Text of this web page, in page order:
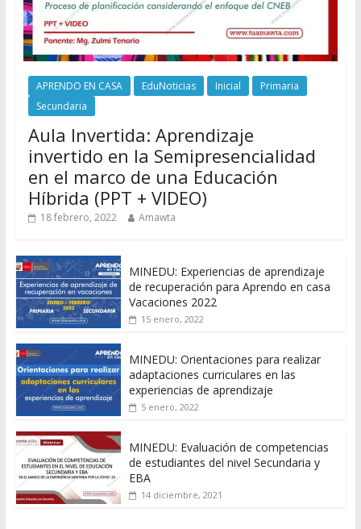
APRENDO EN CASA EduNoticias Inicial
Primaria
Secundaria
Aula Invertida: Aprendizaje
invertido en la Semipresencialidad
en el marco de una Educación
Híbrida (PPT + VIDEO)
18 febrero, 2022 Amawta
MINEDU: Experiencias de aprendizaje
de recuperación para Aprendo en casa
Vacaciones 2022
15 enero, 2022
MINEDU: Orientaciones para realizar
adaptaciones curriculares en las
experiencias de aprendizaje
5 enero, 2022
MINEDU: Evaluación de competencias
de estudiantes del nivel Secundaria y
EBA
14 diciembre, 2021